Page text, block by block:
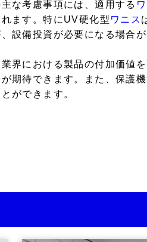
な考慮事項には、適用する
ます。特にUV硬化型 ワニス
設備投資が必要になる場合が
界における製品の付加価値
期待できます。また、保護
ができます。